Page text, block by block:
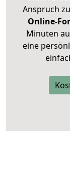
Anspruch
Online-
Minuten
eine